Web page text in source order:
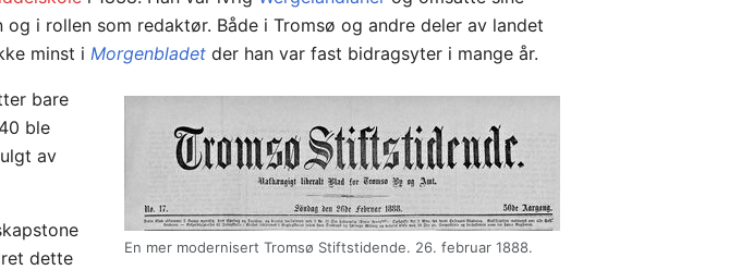
i rollen som redaktør. Både i Tromsø og andre deler av landet
minst iMorgenbladet der han var fast bidragsyter i mange år.
En mer modernisert Tromsø Stiftstidende. 26. februar 1888.
bare
ble
av
dette